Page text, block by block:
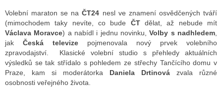
INTERNET
RÁDIA
STRÁNKY RÁDIÍ
Volební maraton se naČT24 nesl ve znamení osvědčených tváří
(mimochodem taky nevíte, co bude ČTdělat, až nebude mít
Václava Moravce) a nabídl i jednu novinku,Volby s nadhledem
jak Česká televize pojmenovala nový prvek volebního
zpravodajství. Klasické volební studio s přehledy aktuálních
výsledků se tak střídalo s pohledem ze střechy Tančícího domu v
Praze, kam si moderátorka Daniela Drtinová zvala různé
osobnosti veřejného života.